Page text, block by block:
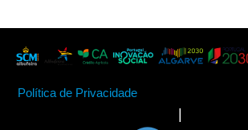
Política de Privacidade